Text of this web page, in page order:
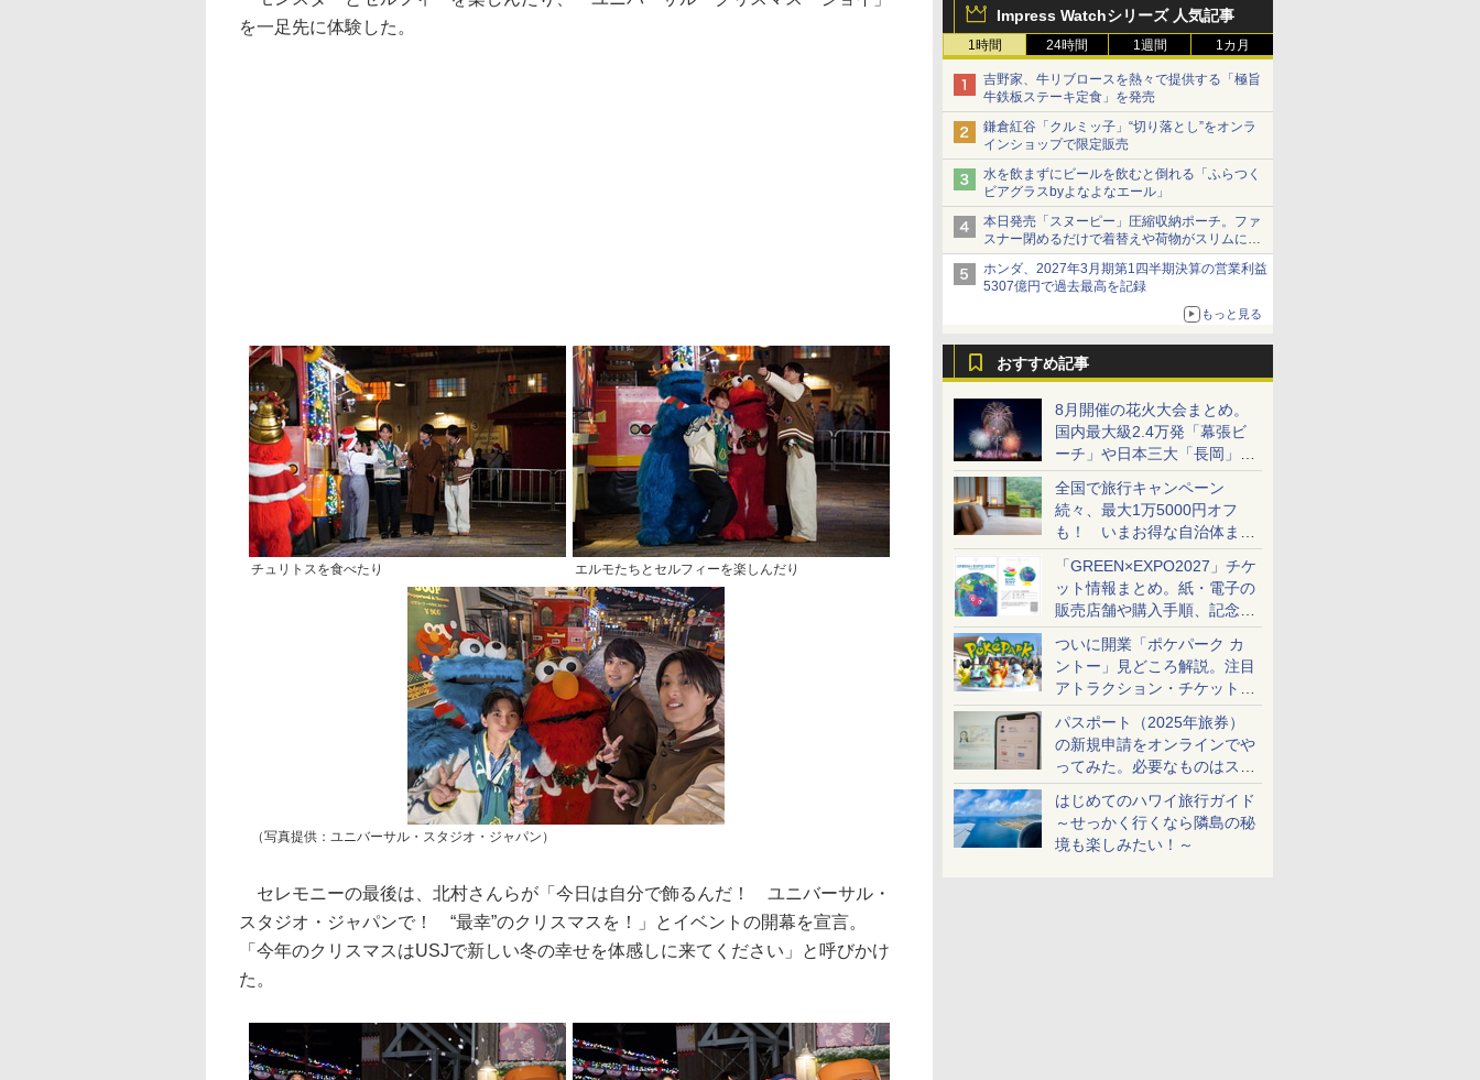
Impress Watchシリーズ 人気記事
1時間 24時間 1週間 1カ月
吉野家、牛リブロースを熱々で提供する「極旨
牛鉄板ステーキ定食」を発売
鎌倉紅谷「クルミッ子」“切り落とし”をオンラ
インショップで限定販売
水を飲まずにビールを飲むと倒れる「ふらつく
ビアグラスbyよなよなエール」
本日発売「スヌーピー」圧縮収納ポーチ。ファ
スナー閉めるだけで着替えや荷物がスリムにま
とまる
ホンダ、2027年3月期第1四半期決算の営業利益
5307億円で過去最高を記録
もっと見る
おすすめ記事
8月開催の花火大会まとめ。
国内最大級2.4万発「幕張ビ
ーチ」や日本三大「長岡」な
ど大型イベント目白押し！
全国で旅行キャンペーン
続々、最大1万5000円オフ
も！ いまお得な自治体まと
め
「GREEN×EXPO2027」チケ
ット情報まとめ。紙・電子の
販売店舗や購入手順、記念チ
ケットも解説
ついに開業「ポケパーク カ
ントー」見どころ解説。注目
アトラクション・チケット手
配・来場前に必要な準備は？
パスポート（2025年旅券）
の新規申請をオンラインでや
ってみた。必要なものはスマ
ホとマイナカードのみ
はじめてのハワイ旅行ガイド
～せっかく行くなら隣島の秘
境も楽しみたい！～
を一足先に体験した。
チュリトスを食べたり エルモたちとセルフィーを楽しんだり
（写真提供：ユニバーサル・スタジオ・ジャパン）
セレモニーの最後は、北村さんらが「今日は自分で飾るんだ！ ユニバーサル・
スタジオ・ジャパンで！ “最幸”のクリスマスを！」とイベントの開幕を宣言。
「今年のクリスマスはUSJで新しい冬の幸せを体感しに来てください」と呼びかけ
た。